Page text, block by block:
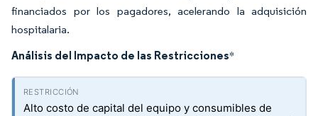
financiados por los pagadores, acelerando la adquisición
hospitalaria.
Análisis del Impacto de las Restricciones*
Alto costo de capital del equipo y consumibles de